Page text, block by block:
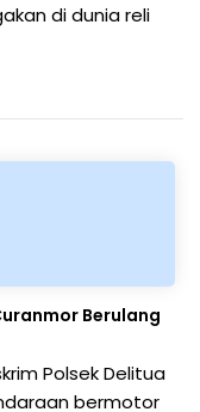
di dunia reli
Berulang
Polsek Delitua
bermotor